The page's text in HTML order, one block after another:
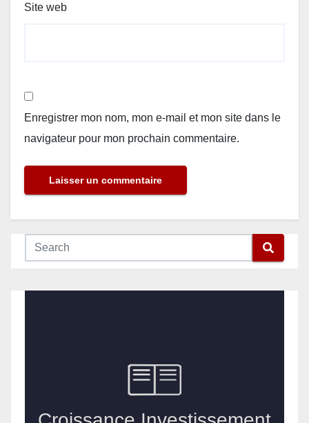
Site web
Enregistrer mon nom, mon e-mail et mon site dans le
navigateur pour mon prochain commentaire.